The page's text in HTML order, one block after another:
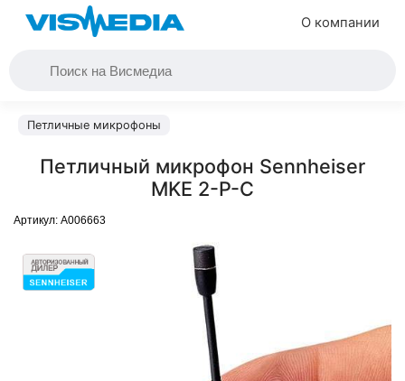
О компании
Петличные микрофоны
Петличный микрофон Sennheiser
MKE 2-P-C
Артикул: A006663